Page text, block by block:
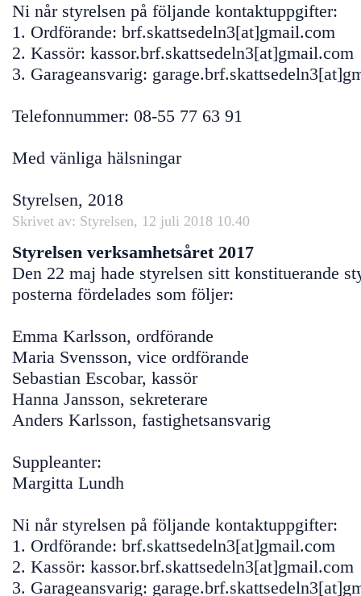
Ni når styrelsen på följande kontaktuppgifter:
1. Ordförande: brf.skattsedeln3[at]gmail.com
2. Kassör: kassor.brf.skattsedeln3[at]gmail.com
3. Garageansvarig:
Telefonnummer: 08-55 77 63 91
Med vänliga hälsningar
Styrelsen, 2018
Skrivet av: Styrelsen, 12 juli 2018 10.40
Styrelsen verksamhetsåret 2017
Den 22 maj hade styrelsen sitt konstituerande
posterna fördelades som följer:
Emma Karlsson, ordförande
Maria Svensson, vice ordförande
Sebastian Escobar, kassör
Hanna Jansson, sekreterare
Anders Karlsson, fastighetsansvarig
Suppleanter:
Margitta Lundh
Ni når styrelsen på följande kontaktuppgifter:
1. Ordförande: brf.skattsedeln3[at]gmail.com
2. Kassör: kassor.brf.skattsedeln3[at]gmail.com
3. Garageansvarig: